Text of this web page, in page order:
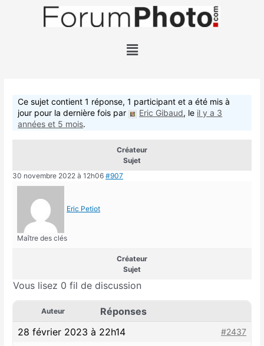
Ce sujet contient 1 réponse, 1 participant et a été mis à
jour pour la dernière fois par
Eric Gibaud, le il y a 3
années et 5 mois.
Créateur
Sujet
30 novembre 2022 à 12h06 #907
Eric Petiot
Maître des clés
Créateur
Sujet
Vous lisez 0 fil de discussion
Auteur
Réponses
28 février 2023 à 22h14
#2437